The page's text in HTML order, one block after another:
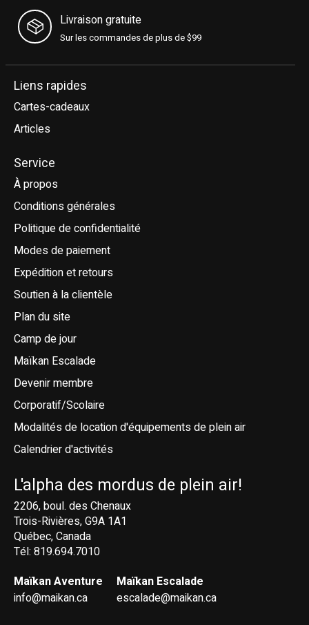
Livraison gratuite
Sur les commandes de plus de $99
Liens rapides
Cartes-cadeaux
Articles
Service
À propos
Conditions générales
Politique de confidentialité
Modes de paiement
Expédition et retours
Soutien à la clientèle
Plan du site
Camp de jour
Maïkan Escalade
Devenir membre
Corporatif/Scolaire
Modalités de location d'équipements de plein air
Calendrier d'activités
L'alpha des mordus de plein air!
2206, boul. des Chenaux
Trois-Rivières, G9A 1A1
Québec, Canada
Tél: 819.694.7010
Maïkan Aventure
info@maikan.ca
Maïkan Escalade
escalade@maikan.ca